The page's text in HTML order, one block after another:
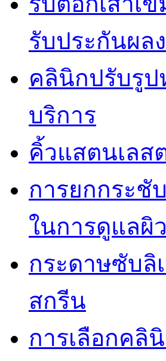
รับประกันผล
คลินิกปรับรูป
บริการ
คิ้วแสตนเลส
การยกกระชั
ในการดูแลผิว
กระดาษซับลิ
สกรีน
การเลือกคลิ